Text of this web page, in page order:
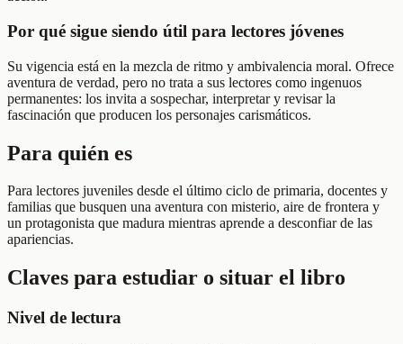
Por qué sigue siendo útil para lectores jóvenes
Su vigencia está en la mezcla de ritmo y ambivalencia moral. Ofrece
aventura de verdad, pero no trata a sus lectores como ingenuos
permanentes: los invita a sospechar, interpretar y revisar la
fascinación que producen los personajes carismáticos.
Para quién es
Para lectores juveniles desde el último ciclo de primaria, docentes y
familias que busquen una aventura con misterio, aire de frontera y
un protagonista que madura mientras aprende a desconfiar de las
apariencias.
Claves para estudiar o situar el libro
Nivel de lectura